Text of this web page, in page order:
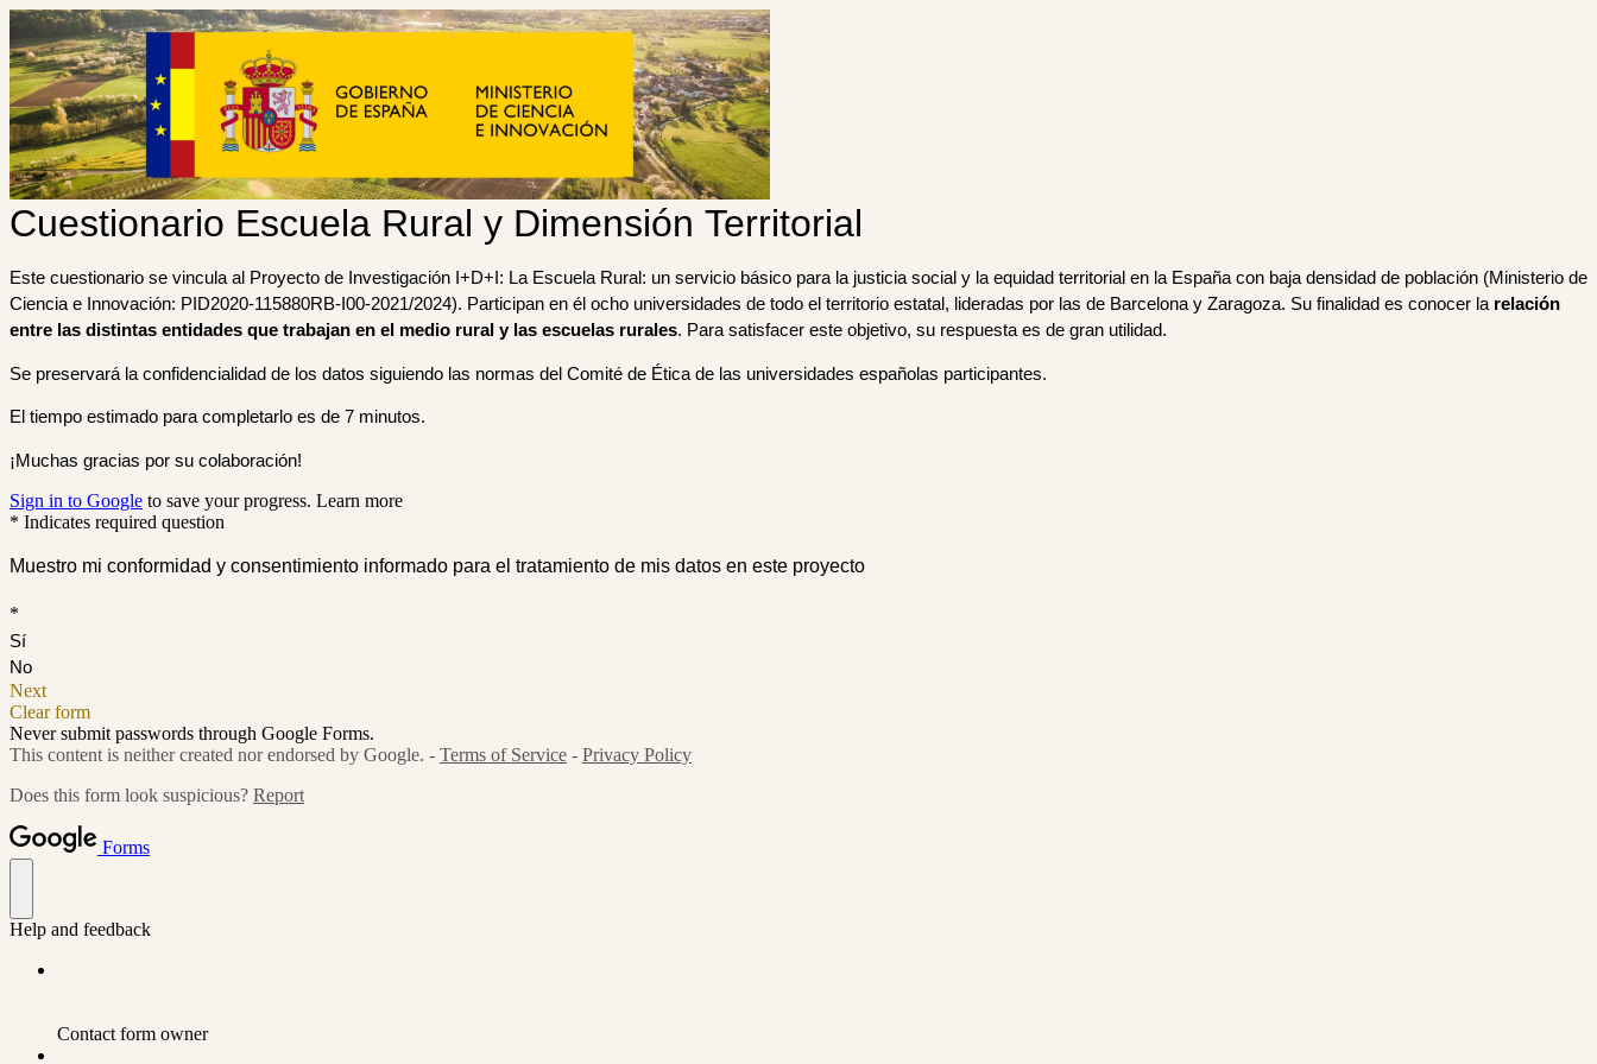
Cuestionario Escuela Rural y Dimensión Territorial
Este cuestionario se vincula al Proyecto de Investigación I+D+I: La Escuela Rural: un servicio básico para la justicia social y la equidad territorial en la España con baja densidad de población (Ministerio de
Ciencia e Innovación: PID2020-115880RB-I00-2021/2024). Participan en él ocho universidades de todo el territorio estatal, lideradas por las de Barcelona y Zaragoza. Su finalidad es conocer la relación
entre las distintas entidades que trabajan en el medio rural y las escuelas rurales. Para satisfacer este objetivo, su respuesta es de gran utilidad.
Se preservará la confidencialidad de los datos siguiendo las normas del Comité de Ética de las universidades españolas participantes.
El tiempo estimado para completarlo es de 7 minutos.
¡Muchas gracias por su colaboración!
Sign in to Google to save your progress. Learn more
* Indicates required question
Muestro mi conformidad y consentimiento informado para el tratamiento de mis datos en este proyecto
*
Sí
No
Next
Clear form
Never submit passwords through Google Forms.
This content is neither created nor endorsed by Google. - Terms of Service - Privacy Policy
Does this form look suspicious? Report
Forms
Help and feedback
Contact form owner